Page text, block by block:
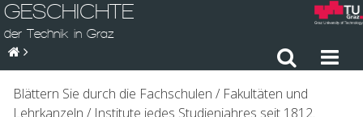
GESCHICHTE
der Technik in Graz
Blättern Sie durch die Fachschulen / Fakultäten und
Lehrkanzeln / Institute jedes Studienjahres seit 1812.